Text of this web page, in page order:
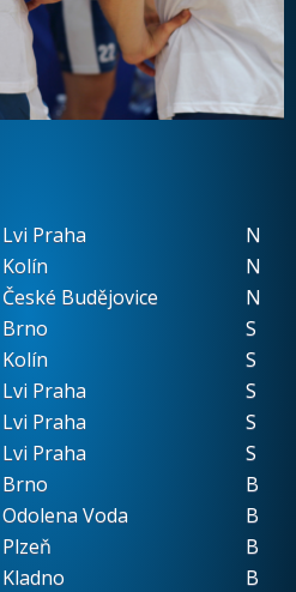
Lvi Praha
N
Kolín
N
České Budějovice
N
Brno
S
Kolín
S
Lvi Praha
S
Lvi Praha
S
Lvi Praha
S
Brno
B
Odolena Voda
B
Plzeň
B
Kladno
B